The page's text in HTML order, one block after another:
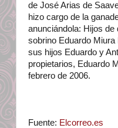
de José Arias de
hizo cargo de la
anunciándola: Hijos de
sobrino Eduardo
sus hijos Eduardo y
propietarios, Eduardo
febrero de 2006.
Fuente: Elcorreo.es